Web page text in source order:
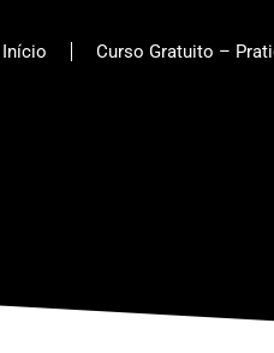
Início Curso Gratuito –